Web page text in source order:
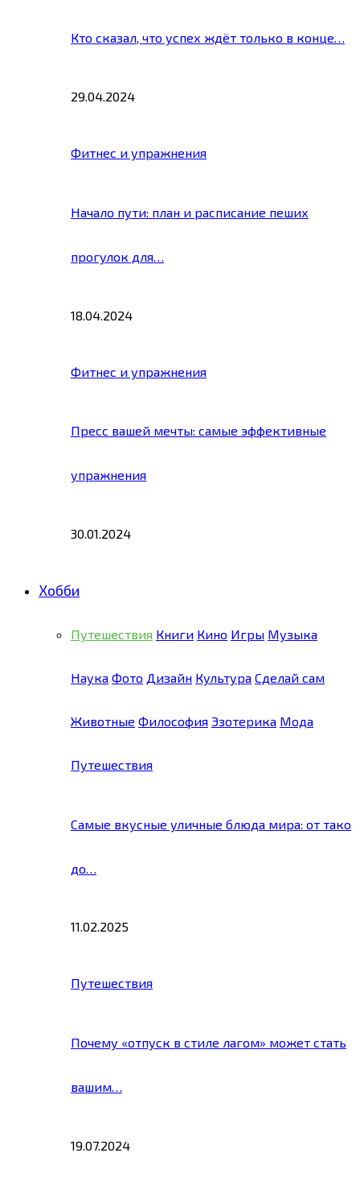
Кто сказал, что успех ждёт только в конце…
29.04.2024
Фитнес и упражнения
Начало пути: план и расписание пеших
прогулок для…
18.04.2024
Фитнес и упражнения
Пресс вашей мечты: самые эффективные
упражнения
30.01.2024
Хобби
Путешествия Книги Кино Игры Музыка
Наука Фото Дизайн Культура Сделай сам
Животные Философия Эзотерика Мода
Путешествия
Самые вкусные уличные блюда мира: от тако
до…
11.02.2025
Путешествия
Почему «отпуск в стиле лагом» может стать
вашим…
19.07.2024